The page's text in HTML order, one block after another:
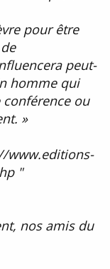
pour être
peut-
homme qui
ou
»
www.editions-
"
nos amis du